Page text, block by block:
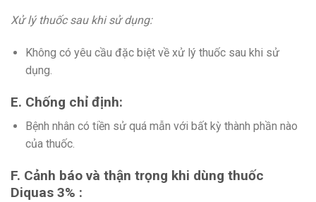
Xử lý thuốc sau khi sử dụng:
Không có yêu cầu đặc biệt về xử lý thuốc sau khi sử
dụng.
E. Chống chỉ định:
Bệnh nhân có tiền sử quá mẫn với bất kỳ thành phần nào
của thuốc.
F. Cảnh báo và thận trọng khi dùng thuốc
Diquas 3% :